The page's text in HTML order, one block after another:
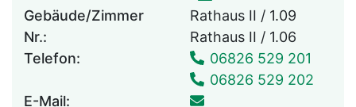
Gebäude/Zimmer
Nr.:
Rathaus II / 1.09
Rathaus II / 1.06
Telefon:
06826 529 201
06826 529 202
E-Mail: